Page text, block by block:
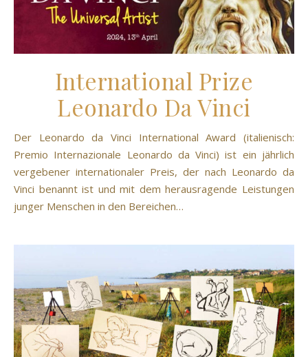
International Prize
Leonardo Da Vinci
Der Leonardo da Vinci International Award (italienisch:
Premio Internazionale Leonardo da Vinci) ist ein jährlich
vergebener internationaler Preis, der nach Leonardo da
Vinci benannt ist und mit dem herausragende Leistungen
junger Menschen in den Bereichen…